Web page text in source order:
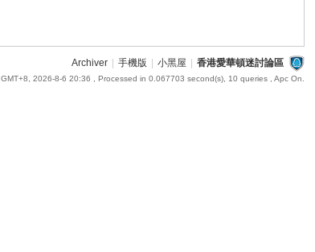
Archiver 手機版 小黑屋 香港愛華頓迷討論區
GMT+8, 2026-8-6 20:36 , Processed in 0.067703 second(s), 10 queries , Apc On.